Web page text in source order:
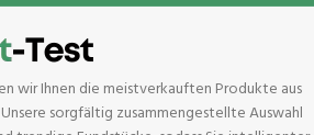
wir Ihnen die meistverkauften Produkte aus
sorgfältig zusammengestellte Auswahl